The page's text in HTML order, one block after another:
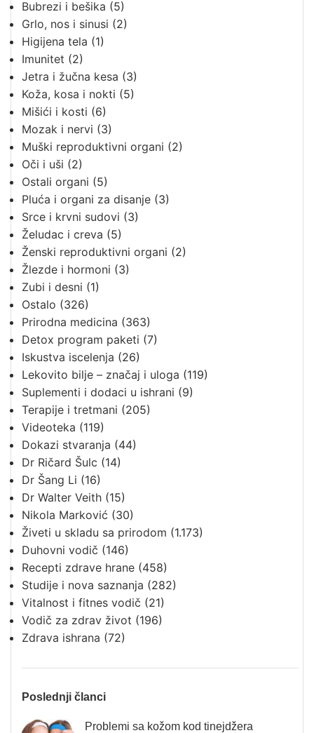
Bubrezi i bešika (5)
Grlo, nos i sinusi (2)
Higijena tela (1)
Imunitet (2)
Jetra i žučna kesa (3)
Koža, kosa i nokti (5)
Mišići i kosti (6)
Mozak i nervi (3)
Muški reproduktivni organi (2)
Oči i uši (2)
Ostali organi (5)
Pluća i organi za disanje (3)
Srce i krvni sudovi (3)
Želudac i creva (5)
Ženski reproduktivni organi (2)
Žlezde i hormoni (3)
Zubi i desni (1)
Ostalo (326)
Prirodna medicina (363)
Detox program paketi (7)
Iskustva iscelenja (26)
Lekovito bilje – značaj i uloga (119)
Suplementi i dodaci u ishrani (9)
Terapije i tretmani (205)
Videoteka (119)
Dokazi stvaranja (44)
Dr Ričard Šulc (14)
Dr Šang Li (16)
Dr Walter Veith (15)
Nikola Marković (30)
Živeti u skladu sa prirodom (1.173)
Duhovni vodič (146)
Recepti zdrave hrane (458)
Studije i nova saznanja (282)
Vitalnost i fitnes vodič (21)
Vodič za zdrav život (196)
Zdrava ishrana (72)
Poslednji članci
Problemi sa kožom kod tinejdžera